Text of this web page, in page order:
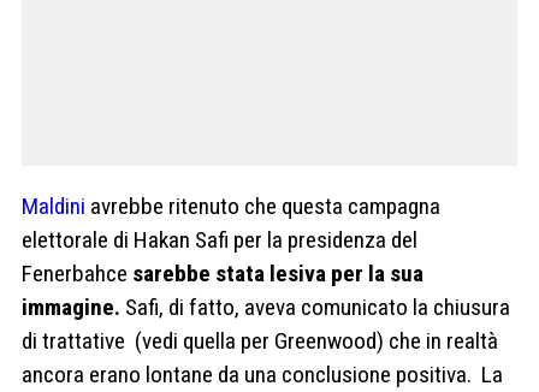
Maldini avrebbe ritenuto che questa campagna
elettorale di Hakan Safi per la presidenza del
Fenerbahce sarebbe stata lesiva per la sua
immagine. Safi, di fatto, aveva comunicato la chiusura
di trattative (vedi quella per Greenwood) che in realtà
ancora erano lontane da una conclusione positiva. La